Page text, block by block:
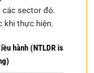
sector đó.
khi thực hiện.
hành (NTLDR is